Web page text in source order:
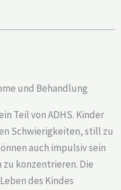
und Behandlung
Teil von ADHS. Kinder
Schwierigkeiten, still zu
auch impulsiv sein
konzentrieren. Die
des Kindes